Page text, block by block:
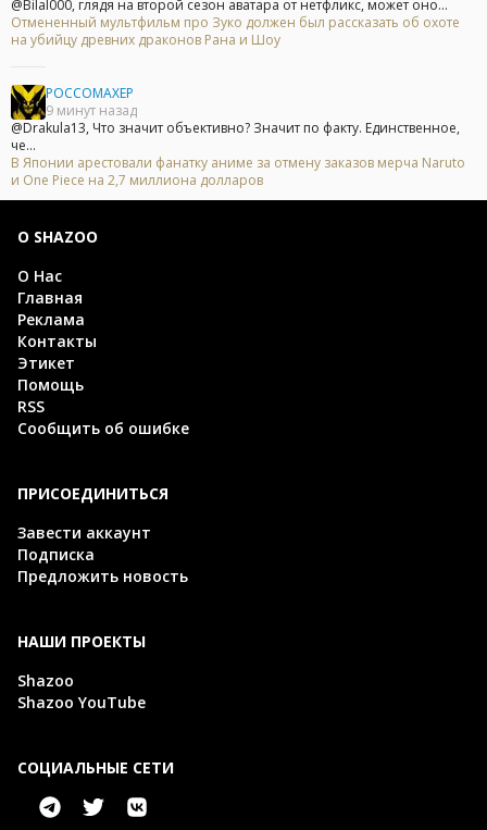
@Bilal000, глядя на второй сезон аватара от нетфликс, может оно...
Отмененный мультфильм про Зуко должен был рассказать об охоте
на убийцу древних драконов Рана и Шоу
POCCOMAXEP
9 минут назад
@Drakula13, Что значит объективно? Значит по факту. Единственное,
че...
В Японии арестовали фанатку аниме за отмену заказов мерча Naruto
и One Piece на 2,7 миллиона долларов
О SHAZOO
О Нас
Главная
Реклама
Контакты
Этикет
Помощь
RSS
Сообщить об ошибке
ПРИСОЕДИНИТЬСЯ
Завести аккаунт
Подписка
Предложить новость
НАШИ ПРОЕКТЫ
Shazoo
Shazoo YouTube
СОЦИАЛЬНЫЕ СЕТИ